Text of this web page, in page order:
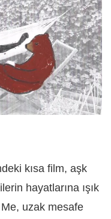
kısa film, aşk
hayatlarına ışık
uzak mesafe